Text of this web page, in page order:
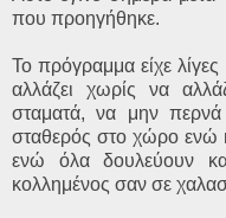
που προηγήθηκε.
Το πρόγραμμα είχε
αλλάζει χωρίς να
σταματά, να μην περνά
σταθερός στο χώρο ενώ
ενώ όλα δουλεύουν
κολλημένος σαν σε